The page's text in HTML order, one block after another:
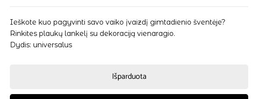
Ieškote kuo pagyvinti savo vaiko įvaizdį gimtadienio šventėje?
Rinkites plaukų lankelį su dekoraciją vienaragio.
Dydis: universalus
Išparduota